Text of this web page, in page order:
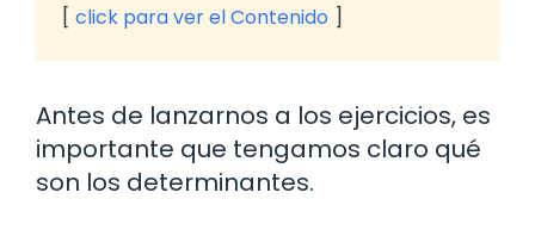
click para ver el Contenido
Antes de lanzarnos a los ejercicios, es
importante que tengamos claro qué
son los determinantes.